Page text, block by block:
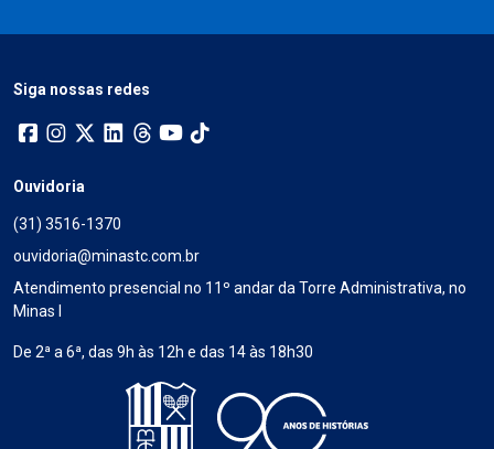
Siga nossas redes
Ouvidoria
(31) 3516-1370
ouvidoria@minastc.com.br
Atendimento presencial no 11º andar da Torre Administrativa, no
Minas I
De 2ª a 6ª, das 9h às 12h e das 14 às 18h30